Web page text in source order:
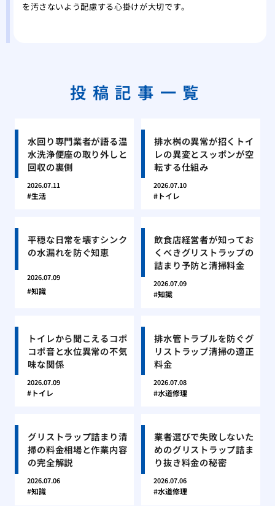
を汚さないよう配慮する心掛けが大切です。
投稿記事一覧
水回り専門業者が語る温
水洗浄便座の取り外しと
回収の裏側
2026.07.11
生活
排水桝の異常が招くトイ
レの異変とスッポンが空
転する仕組み
2026.07.10
トイレ
平穏な日常を壊すシンク
の水漏れを防ぐ知恵
2026.07.09
知識
飲食店経営者が知ってお
くべきグリストラップの
詰まり予防と清掃料金
2026.07.09
知識
トイレから聞こえるコポ
コポ音と水位異常の不気
味な関係
2026.07.09
トイレ
排水管トラブルを防ぐグ
リストラップ清掃の適正
料金
2026.07.08
水道修理
グリストラップ詰まり清
掃の料金相場と作業内容
の完全解説
2026.07.06
知識
業者選びで失敗しないた
めのグリストラップ詰ま
り抜き料金の秘密
2026.07.06
水道修理